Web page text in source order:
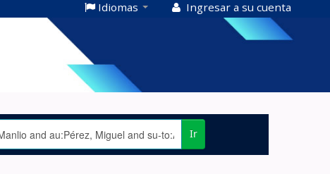
Idiomas Ingresar a su cuenta
Ir